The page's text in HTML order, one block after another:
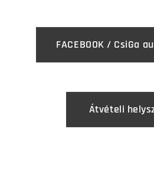
FACEBOOK / CsiGa
Átvételi